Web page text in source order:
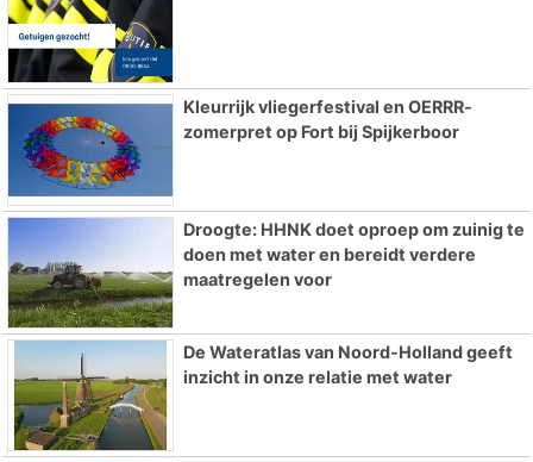
Kleurrijk vliegerfestival en OERRR-
zomerpret op Fort bij Spijkerboor
Droogte: HHNK doet oproep om zuinig te
doen met water en bereidt verdere
maatregelen voor
De Wateratlas van Noord-Holland geeft
inzicht in onze relatie met water